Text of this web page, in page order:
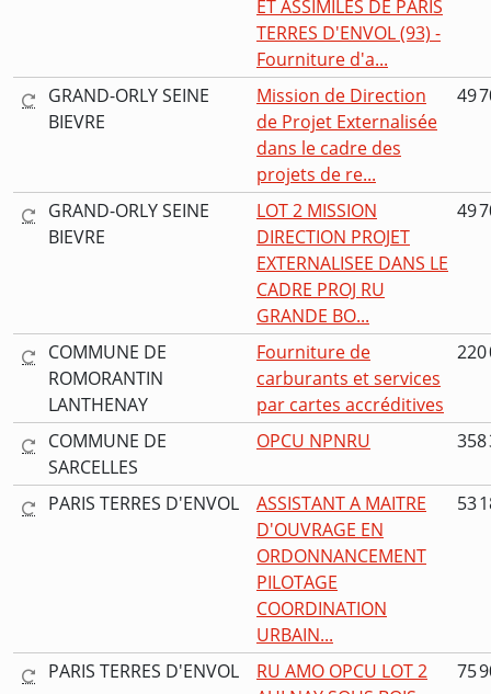
ET ASSIMILES DE PARIS
TERRES D'ENVOL (93) -
Fourniture d'a...
GRAND-ORLY SEINE
BIEVRE
Mission de Direction
de Projet Externalisée
dans le cadre des
projets de re...
49
GRAND-ORLY SEINE
BIEVRE
LOT 2 MISSION
DIRECTION PROJET
EXTERNALISEE DANS LE
CADRE PROJ RU
GRANDE BO...
49
COMMUNE DE
ROMORANTIN
LANTHENAY
Fourniture de
carburants et services
par cartes accréditives
220
COMMUNE DE
SARCELLES
OPCU NPNRU 358
PARIS TERRES D'ENVOL
ASSISTANT A MAITRE
D'OUVRAGE EN
ORDONNANCEMENT
PILOTAGE
COORDINATION
URBAIN...
53
PARIS TERRES D'ENVOL
RU AMO OPCU LOT 2
75